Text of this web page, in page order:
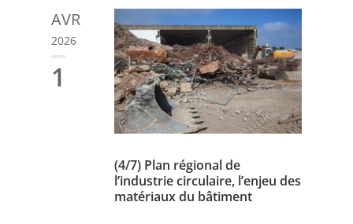
AVR
2026
1
(4/7) Plan régional de
l’industrie circulaire, l’enjeu des
matériaux du bâtiment